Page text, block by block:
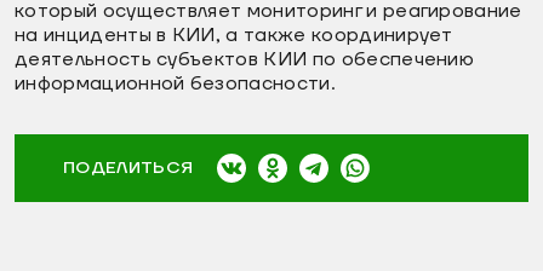
который осуществляет мониторинг и реагирование
на инциденты в КИИ, а также координирует
деятельность субъектов КИИ по обеспечению
информационной безопасности.
ПОДЕЛИТЬСЯ